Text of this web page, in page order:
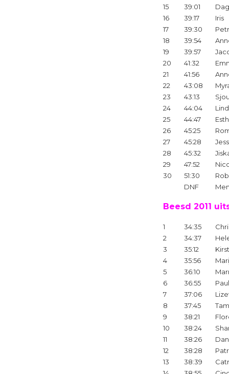
15
39:01
16
39:17
Iris
17
39:30
18
39:54
19
39:57
20
41:32
21
41:56
22
43:08
23
43:13
24
44:04
25
44:47
26
45:25
27
45:28
28
45:32
29
47:52
30
51:30
DNF
Beesd 2011
1 34:35
2
34:37
3
35:12
4
35:56
5
36:10
6
36:55
7
37:06
8
37:45
9
38:21
10
38:24
11
38:26
12
38:28
13
38:39